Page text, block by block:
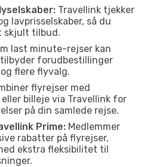
Travellink tjekker
lavprisselskaber, så du
skjult tilbud.
last minute-rejser kan
forudbestillinger
flere flyvalg.
flyrejser med
billeje via Travellink for
på din samlede rejse.
Prime: Medlemmer
rabatter på flyrejser,
ekstra fleksibilitet til